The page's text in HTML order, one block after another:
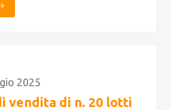
2025
vendita di n. 20 lotti